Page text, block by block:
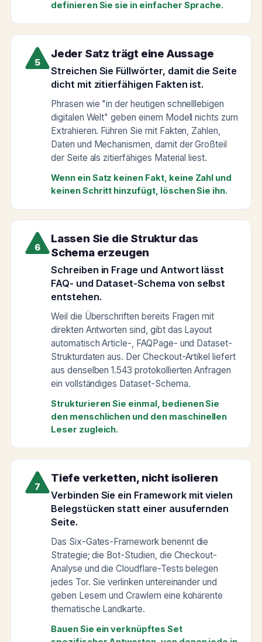
definieren Sie sie in einfacher Sprache.
5
Jeder Satz trägt eine Aussage
Streichen Sie Füllwörter, damit die Seite
dicht mit zitierfähigen Fakten ist.
Phrasen wie "in der heutigen schnelllebigen
digitalen Welt" geben einem Modell nichts zum
Extrahieren. Führen Sie mit Fakten, Zahlen,
Daten und Mechanismen, damit der Großteil
der Seite als zitierfähiges Material liest.
Wenn ein Satz keinen Fakt, keine Zahl und
keinen Schritt hinzufügt, löschen Sie ihn.
6
Lassen Sie die Struktur das
Schema erzeugen
Schreiben in Frage und Antwort lässt
FAQ- und Dataset-Schema von selbst
entstehen.
Weil die Überschriften bereits Fragen mit
direkten Antworten sind, gibt das Layout
automatisch Article-, FAQPage- und Dataset-
Strukturdaten aus. Der Checkout-Artikel liefert
aus denselben 1.543 protokollierten Anfragen
ein vollständiges Dataset-Schema.
Strukturieren Sie einmal, bedienen Sie
den menschlichen und den maschinellen
Leser zugleich.
7
Tiefe verketten, nicht isolieren
Verbinden Sie ein Framework mit vielen
Belegstücken statt einer ausufernden
Seite.
Das Six-Gates-Framework benennt die
Strategie; die Bot-Studien, die Checkout-
Analyse und die Cloudflare-Tests belegen
jedes Tor. Sie verlinken untereinander und
geben Lesern und Crawlern eine kohärente
thematische Landkarte.
Bauen Sie ein verknüpftes Set